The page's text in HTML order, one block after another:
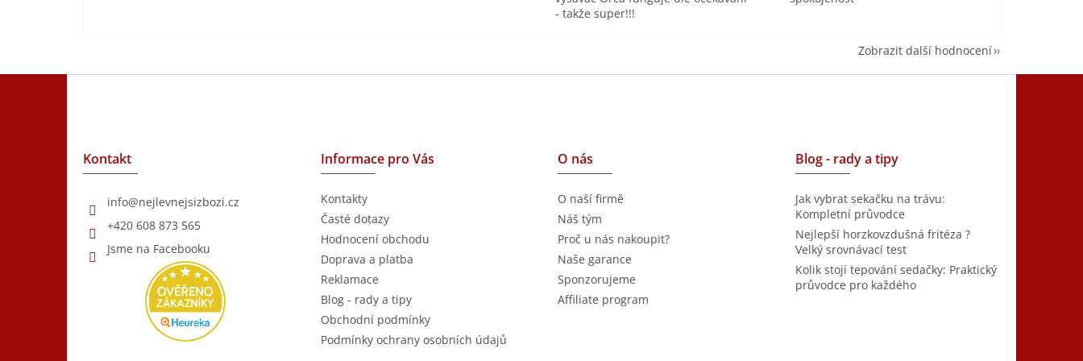
- takže super!!!
Zobrazit další hodnocení
Kontakt
info@nejlevnejsizbozi.cz
+420 608 873 565
Jsme na Facebooku
Informace pro Vás
Kontakty
Časté dotazy
Hodnocení obchodu
Doprava a platba
Reklamace
Blog - rady a tipy
Obchodní podmínky
Podmínky ochrany osobních údajů
O nás
O naší firmě
Náš tým
Proč u nás nakoupit?
Naše garance
Sponzorujeme
Affiliate program
Blog - rady a tipy
Jak vybrat sekačku na trávu:
Kompletní průvodce
Nejlepší horzkovzdušná fritéza ?
Velký srovnávací test
Kolik stojí tepování sedačky: Praktický
průvodce pro každého